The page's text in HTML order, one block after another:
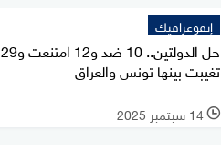
إنفوغرافيك
حل الدولتين.. 10 ضد و12 امتنعت و29
تغيبت بينها تونس والعراق
l 14 سبتمبر 2025